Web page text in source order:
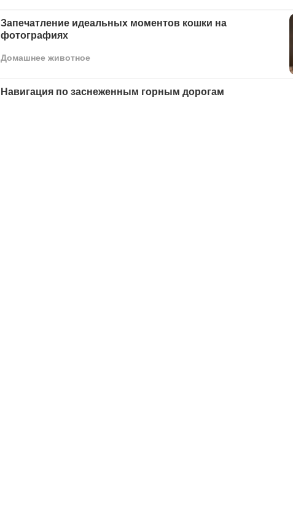
Запечатление идеальных моментов кошки на
фотографиях
Домашнее животное
Навигация по заснеженным горным дорогам